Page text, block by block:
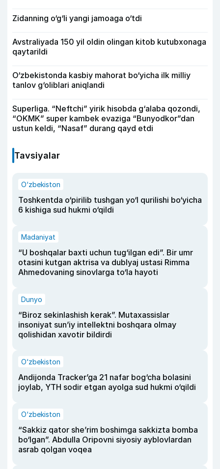
Zidanning o‘g‘li yangi jamoaga o‘tdi
Avstraliyada 150 yil oldin olingan kitob kutubxonaga
qaytarildi
O‘zbekistonda kasbiy mahorat bo‘yicha ilk milliy
tanlov g‘oliblari aniqlandi
Superliga. “Neftchi” yirik hisobda g‘alaba qozondi,
“OKMK” super kambek evaziga “Bunyodkor”dan
ustun keldi, “Nasaf” durang qayd etdi
Tavsiyalar
O‘zbekiston
Toshkentda o‘pirilib tushgan yo‘l qurilishi bo‘yicha
6 kishiga sud hukmi o‘qildi
Madaniyat
“U boshqalar baxti uchun tug‘ilgan edi”. Bir umr
otasini kutgan aktrisa va dublyaj ustasi Rimma
Ahmedovaning sinovlarga to‘la hayoti
Dunyo
“Biroz sekinlashish kerak”. Mutaxassislar
insoniyat sun’iy intellektni boshqara olmay
qolishidan xavotir bildirdi
O‘zbekiston
Andijonda Tracker’ga 21 nafar bog‘cha bolasini
joylab, YTH sodir etgan ayolga sud hukmi o‘qildi
O‘zbekiston
“Sakkiz qator she’rim boshimga sakkizta bomba
bo‘lgan”. Abdulla Oripovni siyosiy ayblovlardan
asrab qolgan voqea